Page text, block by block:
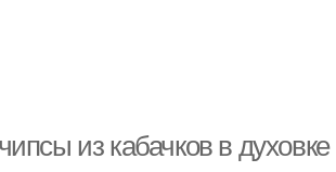
из кабачков в духовке